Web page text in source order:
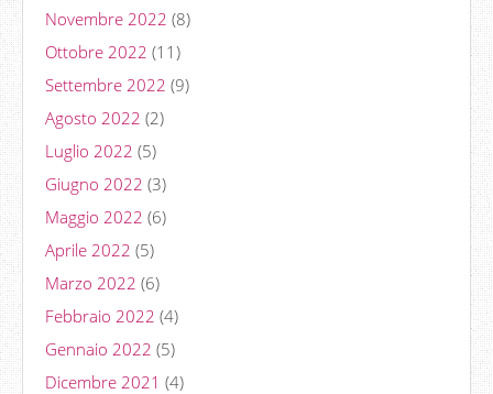
Novembre 2022 (8)
Ottobre 2022 (11)
Settembre 2022 (9)
Agosto 2022 (2)
Luglio 2022 (5)
Giugno 2022 (3)
Maggio 2022 (6)
Aprile 2022 (5)
Marzo 2022 (6)
Febbraio 2022 (4)
Gennaio 2022 (5)
Dicembre 2021 (4)